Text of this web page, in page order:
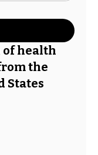
of health
the
States